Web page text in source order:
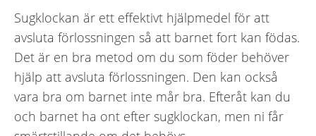
Sugklockan är ett effektivt hjälpmedel för att
avsluta förlossningen så att barnet fort kan födas.
Det är en bra metod om du som föder behöver
hjälp att avsluta förlossningen. Den kan också
vara bra om barnet inte mår bra. Efteråt kan du
och barnet ha ont efter sugklockan, men ni får